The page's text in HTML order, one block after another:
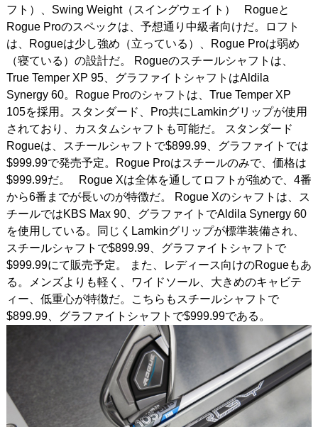
フト）、Swing Weight（スイングウェイト） Rogueと
Rogue Proのスペックは、予想通り中級者向けだ。ロフト
は、Rogueは少し強め（立っている）、Rogue Proは弱め
（寝ている）の設計だ。 Rogueのスチールシャフトは、
True Temper XP 95、グラファイトシャフトはAldila
Synergy 60。Rogue Proのシャフトは、True Temper XP
105を採用。スタンダード、Pro共にLamkinグリップが使用
されており、カスタムシャフトも可能だ。 スタンダード
Rogueは、スチールシャフトで$899.99、グラファイトでは
$999.99で発売予定。Rogue Proはスチールのみで、価格は
$999.99だ。 Rogue Xは全体を通してロフトが強めで、4番
から6番までが長いのが特徴だ。 Rogue Xのシャフトは、ス
チールではKBS Max 90、グラファイトでAldila Synergy 60
を使用している。同じくLamkinグリップが標準装備され、
スチールシャフトで$899.99、グラファイトシャフトで
$999.99にて販売予定。 また、レディース向けのRogueもあ
る。メンズよりも軽く、ワイドソール、大きめのキャビテ
ィー、低重心が特徴だ。こちらもスチールシャフトで
$899.99、グラファイトシャフトで$999.99である。